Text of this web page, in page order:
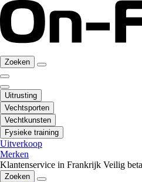
Zoeken
Uitrusting
Vechtsporten
Vechtkunsten
Fysieke training
Uitverkoop
Merken
Klantenservice in Frankrijk Veilig
Zoeken